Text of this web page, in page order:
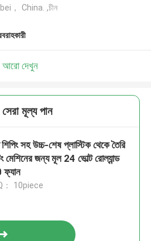
， China. ,চীন
আরো দেখুন
মূল্য পান
সহ উচ্চ-শেষ প্লাস্টিক থেকে তৈরি
মেশিনের জন্য মূল 24 ভোল্ট রোল্যান্ড
： 10piece